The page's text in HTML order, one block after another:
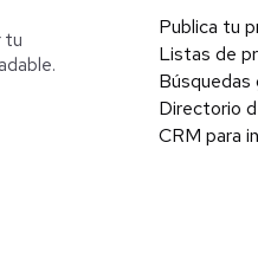
tu
Publica tu
Listas de
Búsquedas
Directorio
CRM para